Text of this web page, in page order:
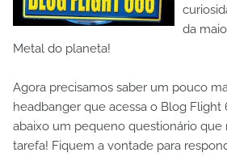
da
Metal do planeta!
Agora precisamos saber um pouco
headbanger que acessa o Blog Flight
abaixo um pequeno questionário que
tarefa! Fiquem a vontade para